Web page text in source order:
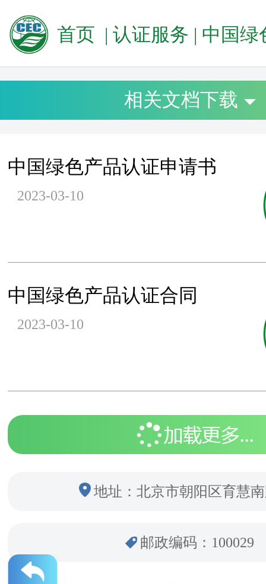
首页 | 认证服务 | 中国绿色产
相关文档下载
中国绿色产品认证申请书
2023-03-10
中国绿色产品认证合同
2023-03-10
地址：北京市朝阳区育慧
邮政编码：100029